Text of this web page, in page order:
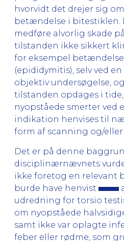
hvorvidt det drejer sig
betændelse i bitestiklen.
medføre alvorlig skade
tilstanden ikke sikkert
for eksempel
(epididymitis), selv ved
objektiv undersøgelse,
tilstanden opdages i
nyopståede smerter ved
indikation henvises til
form af scanning og/eller
Det er på denne
disciplinærnævnets
ikke foretog en relevant
burde have henvist
udredning for torsio
om nyopståede
samt ikke var oplagte
feber eller rødme, som